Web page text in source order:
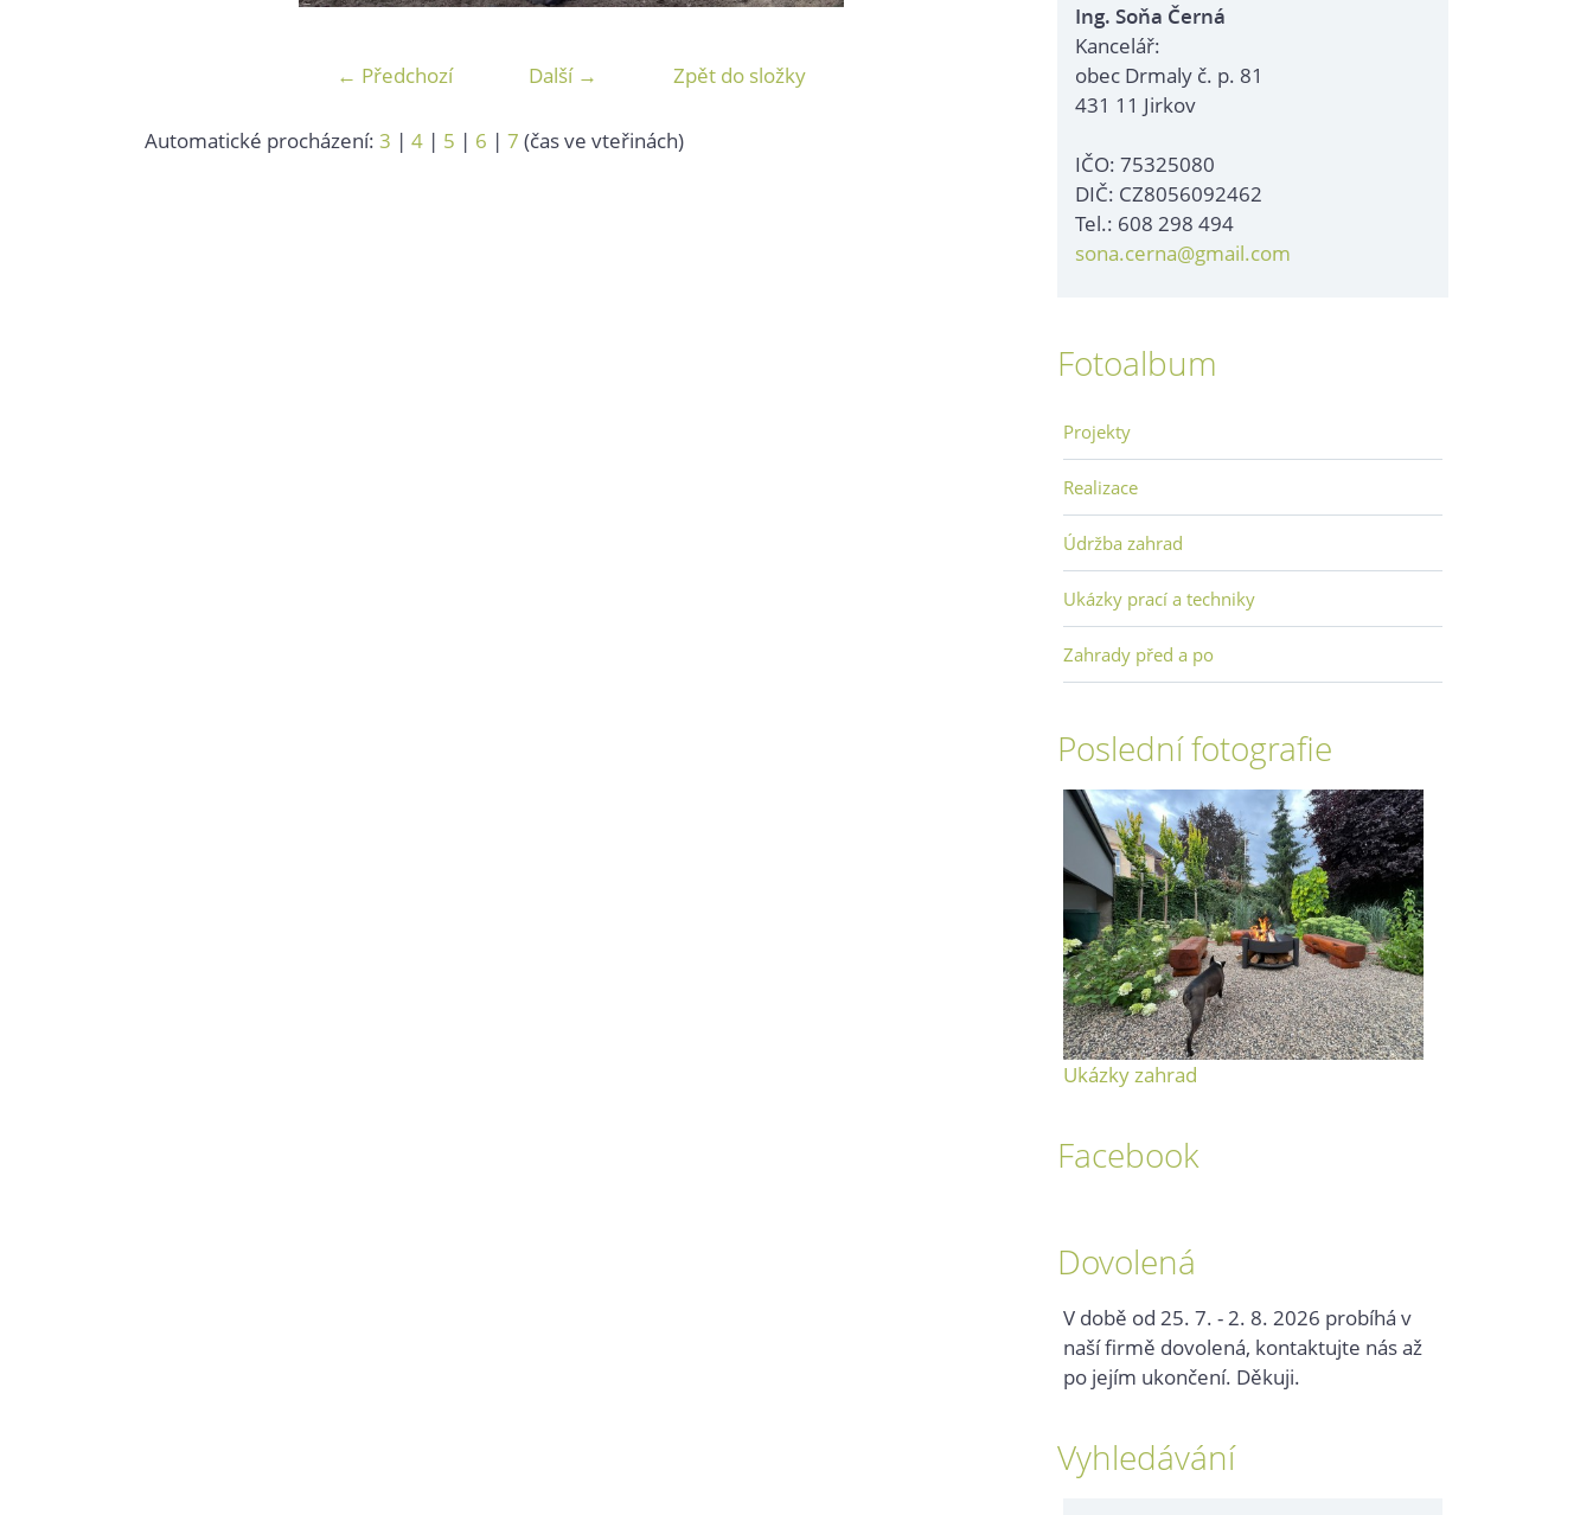
← Předchozí Další → Zpět do složky
Automatické procházení: 3 | 4 | 5 | 6 | 7 (čas ve vteřinách)
Ing. Soňa Černá
Kancelář:
obec Drmaly č. p. 81
431 11 Jirkov
IČO: 75325080
DIČ: CZ8056092462
Tel.: 608 298 494
sona.cerna@gmail.com
Fotoalbum
Projekty
Realizace
Údržba zahrad
Ukázky prací a techniky
Zahrady před a po
Poslední fotografie
Ukázky zahrad
Facebook
Dovolená
V době od 25. 7. - 2. 8. 2026 probíhá v
naší firmě dovolená, kontaktujte nás až
po jejím ukončení. Děkuji.
Vyhledávání